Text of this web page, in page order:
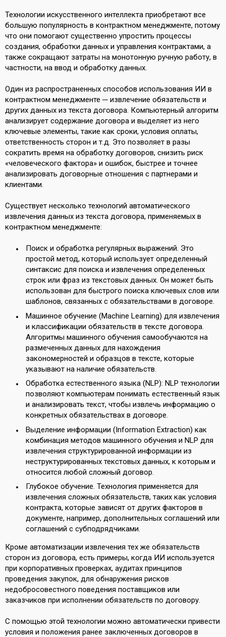
Технологии искусственного интеллекта приобретают все
большую популярность в контрактном менеджменте, потому
что они помогают существенно упростить процессы
создания, обработки данных и управления контрактами, а
также сокращают затраты на монотонную ручную работу, в
частности, на ввод и обработку данных.
Один из распространенных способов использования ИИ в
контрактном менеджменте ─ извлечение обязательств и
других данных из текста договора. Компьютерный алгоритм
анализирует содержание договора и выделяет из него
ключевые элементы, такие как сроки, условия оплаты,
ответственность сторон и т.д. Это позволяет в разы
сократить время на обработку договоров, снизить риск
«человеческого фактора» и ошибок, быстрее и точнее
анализировать договорные отношения с партнерами и
клиентами.
Существует несколько технологий автоматического
извлечения данных из текста договора, применяемых в
контрактном менеджменте:
Поиск и обработка регулярных выражений. Это
простой метод, который использует определенный
синтаксис для поиска и извлечения определенных
строк или фраз из текстовых данных. Он может быть
использован для быстрого поиска ключевых слов или
шаблонов, связанных с обязательствами в договоре.
Машинное обучение (Machine Learning) для извлечения
и классификации обязательств в тексте договора.
Алгоритмы машинного обучения самообучаются на
размеченных данных для нахождения
закономерностей и образцов в тексте, которые
указывают на наличие обязательств.
Обработка естественного языка (NLP): NLP технологии
позволяют компьютерам понимать естественный язык
и анализировать текст, чтобы извлечь информацию о
конкретных обязательствах в договоре.
Выделение информации (Information Extraction) как
комбинация методов машинного обучения и NLP для
извлечения структурированной информации из
неструктурированных текстовых данных, к которым и
относится любой сложный договор.
Глубокое обучение. Технология применяется для
извлечения сложных обязательств, таких как условия
контракта, которые зависят от других факторов в
документе, например, дополнительных соглашений или
соглашений с субподрядчиками.
Кроме автоматизации извлечения тех же обязательств
сторон из договора, есть примеры, когда ИИ используется
при корпоративных проверках, аудитах принципов
проведения закупок, для обнаружения рисков
недобросовестного поведения поставщиков или
заказчиков при исполнении обязательств по договору.
С помощью этой технологии можно автоматически привести
условия и положения ранее заключенных договоров в